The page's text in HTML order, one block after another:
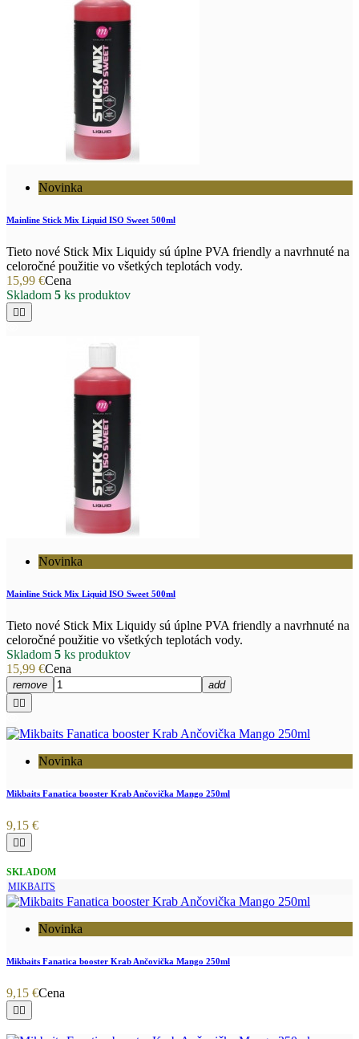
Novinka
Mainline Stick Mix Liquid ISO Sweet 500ml
Tieto nové Stick Mix Liquidy sú úplne PVA friendly a navrhnuté na
celoročné použitie vo všetkých teplotách vody.
15,99 €Cena
Skladom 5 ks produktov
 
Novinka
Mainline Stick Mix Liquid ISO Sweet 500ml
Tieto nové Stick Mix Liquidy sú úplne PVA friendly a navrhnuté na
celoročné použitie vo všetkých teplotách vody.
Skladom 5 ks produktov
15,99 €Cena
remove
add
 
Novinka
Mikbaits Fanatica booster Krab Ančovička Mango 250ml
9,15 €
 
SKLADOM
MIKBAITS
Novinka
Mikbaits Fanatica booster Krab Ančovička Mango 250ml
9,15 €Cena
 